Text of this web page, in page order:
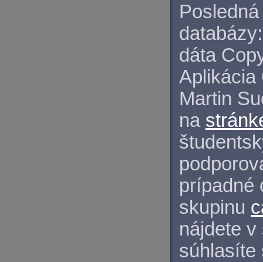
databázy:
dáta
Aplikácia
Martin
na
prípadné
skupinu
nájdete